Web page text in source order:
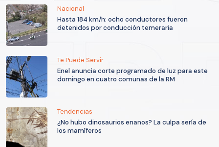
Nacional
Hasta 184 km/h: ocho conductores fueron
detenidos por conducción temeraria
Te Puede Servir
Enel anuncia corte programado de luz para este
domingo en cuatro comunas de la RM
Tendencias
¿No hubo dinosaurios enanos? La culpa sería de
los mamíferos